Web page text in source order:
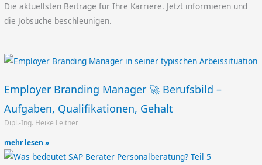
Die aktuellsten Beiträge für Ihre Karriere. Jetzt informieren und
die Jobsuche beschleunigen.
Employer Branding Manager 🚀 Berufsbild –
Aufgaben, Qualifikationen, Gehalt
Dipl.-Ing. Heike Leitner
mehr lesen »